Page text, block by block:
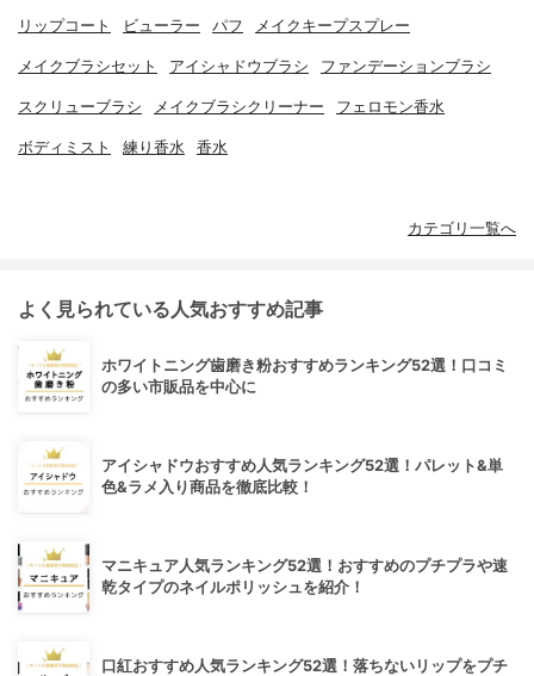
リップコート ビューラー パフ メイクキープスプレー
メイクブラシセット アイシャドウブラシ ファンデーションブラシ
スクリューブラシ メイクブラシクリーナー フェロモン香水
ボディミスト 練り香水 香水
カテゴリ一覧へ
よく見られている人気おすすめ記事
ホワイトニング歯磨き粉おすすめランキング52選！口コミ
の多い市販品を中心に
アイシャドウおすすめ人気ランキング52選！パレット&単
色&ラメ入り商品を徹底比較！
マニキュア人気ランキング52選！おすすめのプチプラや速
乾タイプのネイルポリッシュを紹介！
口紅おすすめ人気ランキング52選！落ちないリップをプチ